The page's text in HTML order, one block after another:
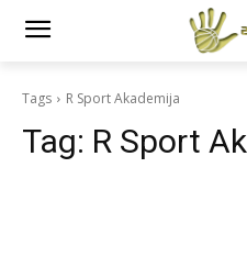
Tags R Sport Akademija
Tag: R Sport